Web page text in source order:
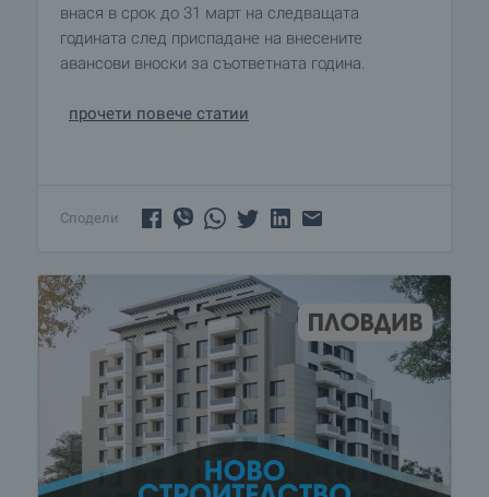
внася в срок до 31 март на следващата
годината след приспадане на внесените
авансови вноски за съответната година.
прочети повече статии
Сподели